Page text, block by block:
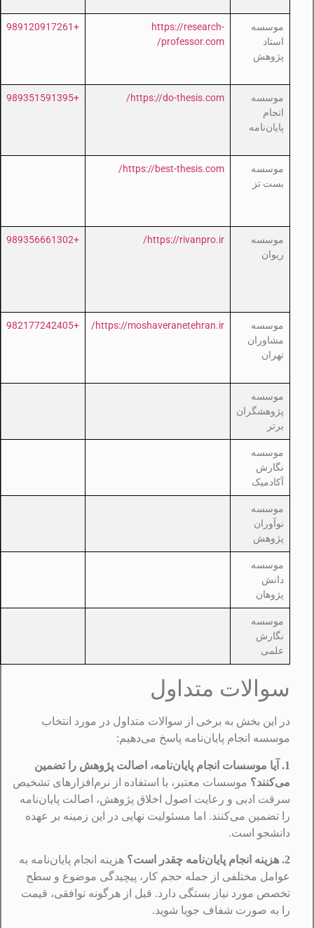
موسسه
استاد
پژوهش
https://research-
professor.com/
+989120917261
موسسه
انجام
پایان‌نامه
https://do-thesis.com/
+989351591395
موسسه
بست تز
https://best-thesis.com/
موسسه
ریوان
https://rivanpro.ir/
+989356661302
موسسه
مشاوران
تهران
https://moshaveranetehran.ir/
+982177242405
موسسه
پژوهشگران
برتر
موسسه
نگارش
آکادمیک
موسسه
نوآوران
پژوهش
موسسه
دانش
پژوهان
موسسه
نگارش
علمی
سوالات متداول
در این بخش به برخی از سوالات متداول در مورد انتخاب
موسسه انجام پایان‌نامه پاسخ می‌دهیم:
1. آیا موسسات انجام پایان‌نامه، اصالت پژوهش را تضمین
می‌کنند؟ موسسات معتبر، با استفاده از نرم‌افزارهای تشخیص
سرقت ادبی و رعایت اصول اخلاق پژوهش، اصالت پایان‌نامه
را تضمین می‌کنند. اما مسئولیت نهایی در این زمینه بر عهده
دانشجو است.
2. هزینه انجام پایان‌نامه چقدر است؟
هزینه انجام پایان‌نامه به
عوامل مختلفی از جمله حجم کار، پیچیدگی موضوع و سطح
تخصص مورد نیاز بستگی دارد. قبل از هرگونه توافقی، قیمت
را به صورت شفاف جویا شوید.